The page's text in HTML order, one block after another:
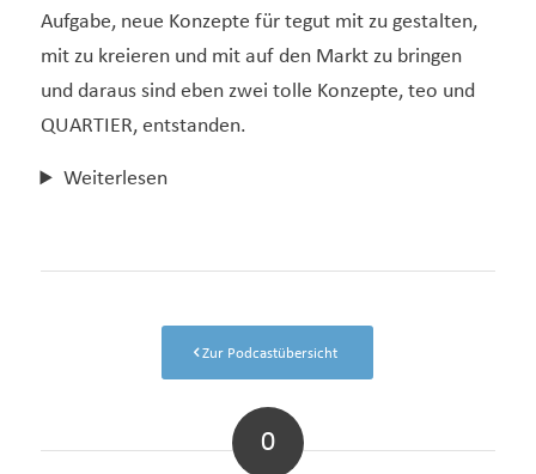
Aufgabe, neue Konzepte für tegut mit zu gestalten,
mit zu kreieren und mit auf den Markt zu bringen
und daraus sind eben zwei tolle Konzepte, teo und
QUARTIER, entstanden.
Weiterlesen
Zur Podcastübersicht
0